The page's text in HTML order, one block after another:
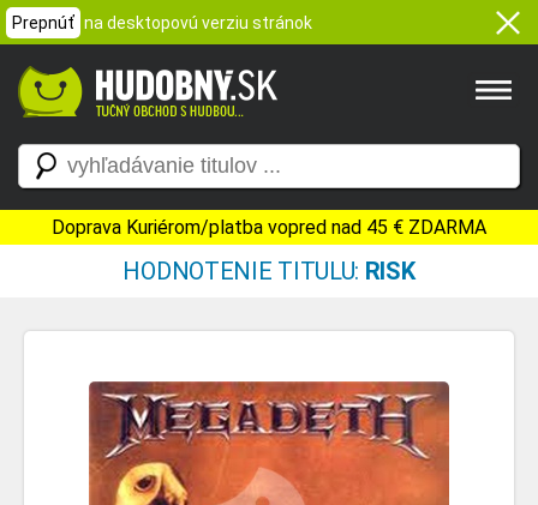
Prepnúť na desktopovú verziu stránok
Doprava Kuriérom/platba vopred nad 45 € ZDARMA
HODNOTENIE TITULU: RISK